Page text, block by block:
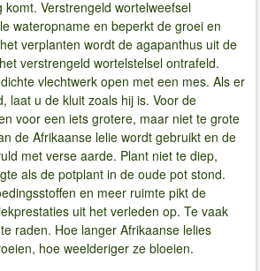
Verstrengeld wortelweefsel
wateropname en beperkt de groei en
verplanten wordt de agapanthus uit de
verstrengeld wortelstelsel ontrafeld.
vlechtwerk open met een mes. Als er
laat u de kluit zoals hij is. Voor de
voor een iets grotere, maar niet te grote
de Afrikaanse lelie wordt gebruikt en de
met verse aarde. Plant niet te diep,
als de potplant in de oude pot stond.
en meer ruimte pikt de
uit het verleden op. Te vaak
raden. Hoe langer Afrikaanse lelies
hoe weelderiger ze bloeien.